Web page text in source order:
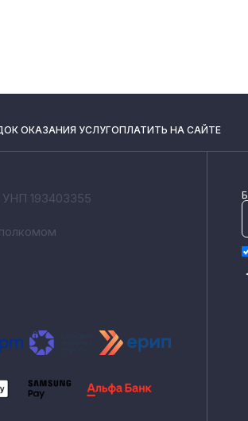
ОКАЗАНИЯ УСЛУГОПЛАТИТЬ НА САЙТЕ
193403355